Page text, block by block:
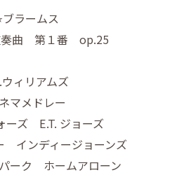
ブラームス
奏曲 第１番 op.25
ウィリアムズ
マメドレー
ーズ E.T. ジョーズ
インディージョーンズ
ーク ホームアローン